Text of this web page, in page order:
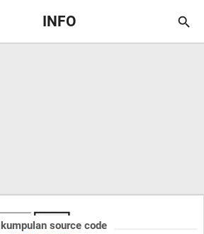
INFO 
kumpulan source code